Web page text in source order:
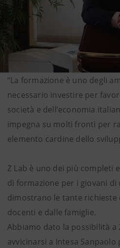
“La formazione è uno degli
necessario investire per
società e dell’economia
impegna su molti fronti per
elemento cardine dello
Z Lab è uno dei più completi
di formazione per i giovani di
dimostrano le tante richieste
docenti e dalle famiglie.
Abbiamo dato la possibilità a
avvicinarsi a Intesa